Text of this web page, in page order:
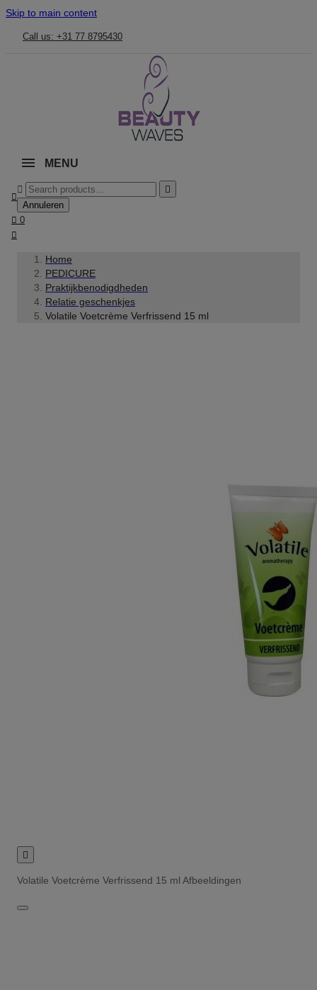
Skip to main content
Call us: +31 77 8795430
MENU



Annuleren
 0

Home
PEDICURE
Praktijkbenodigdheden
Relatie geschenkjes
Volatile Voetcrème Verfrissend 15 ml

Volatile Voetcrème Verfrissend 15 ml Afbeeldingen